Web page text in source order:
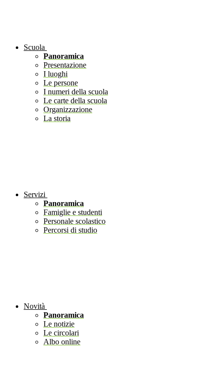
Scuola
Panoramica
Presentazione
I luoghi
Le persone
I numeri della scuola
Le carte della scuola
Organizzazione
La storia
Servizi
Panoramica
Famiglie e studenti
Personale scolastico
Percorsi di studio
Novità
Panoramica
Le notizie
Le circolari
Albo online